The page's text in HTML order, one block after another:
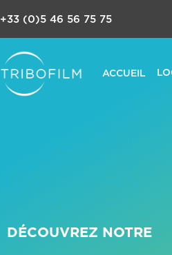
+33 (0)5 46 56 75 75
ACCUEIL
DÉCOUVREZ NOTRE